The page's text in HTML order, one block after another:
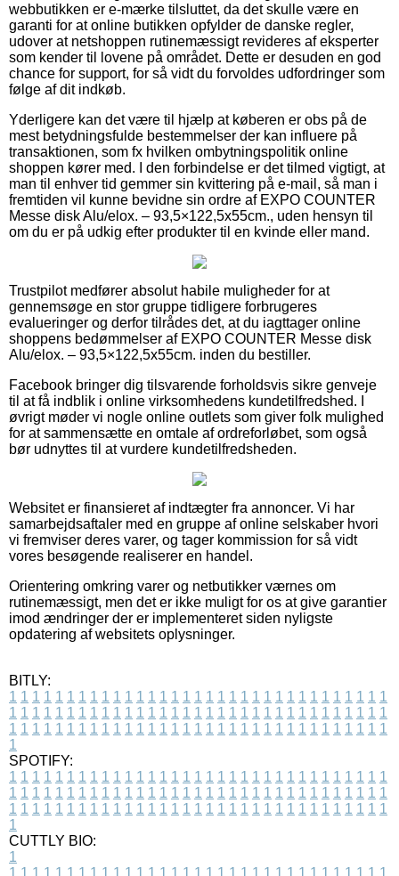
webbutikken er e-mærke tilsluttet, da det skulle være en
garanti for at online butikken opfylder de danske regler,
udover at netshoppen rutinemæssigt revideres af eksperter
som kender til lovene på området. Dette er desuden en god
chance for support, for så vidt du forvoldes udfordringer som
følge af dit indkøb.
Yderligere kan det være til hjælp at køberen er obs på de
mest betydningsfulde bestemmelser der kan influere på
transaktionen, som fx hvilken ombytningspolitik online
shoppen kører med. I den forbindelse er det tilmed vigtigt, at
man til enhver tid gemmer sin kvittering på e-mail, så man i
fremtiden vil kunne bevidne sin ordre af EXPO COUNTER
Messe disk Alu/elox. – 93,5×122,5x55cm., uden hensyn til
om du er på udkig efter produkter til en kvinde eller mand.
Trustpilot medfører absolut habile muligheder for at
gennemsøge en stor gruppe tidligere forbrugeres
evalueringer og derfor tilrådes det, at du iagttager online
shoppens bedømmelser af EXPO COUNTER Messe disk
Alu/elox. – 93,5×122,5x55cm. inden du bestiller.
Facebook bringer dig tilsvarende forholdsvis sikre genveje
til at få indblik i online virksomhedens kundetilfredshed. I
øvrigt møder vi nogle online outlets som giver folk mulighed
for at sammensætte en omtale af ordreforløbet, som også
bør udnyttes til at vurdere kundetilfredsheden.
Websitet er finansieret af indtægter fra annoncer. Vi har
samarbejdsaftaler med en gruppe af online selskaber hvori
vi fremviser deres varer, og tager kommission for så vidt
vores besøgende realiserer en handel.
Orientering omkring varer og netbutikker værnes om
rutinemæssigt, men det er ikke muligt for os at give garantier
imod ændringer der er implementeret siden nyligste
opdatering af websitets oplysninger.
BITLY:
1 1 1 1 1 1 1 1 1 1 1 1 1 1 1 1 1 1 1 1 1 1 1 1 1 1 1 1 1 1 1 1 1
1 1 1 1 1 1 1 1 1 1 1 1 1 1 1 1 1 1 1 1 1 1 1 1 1 1 1 1 1 1 1 1 1
1 1 1 1 1 1 1 1 1 1 1 1 1 1 1 1 1 1 1 1 1 1 1 1 1 1 1 1 1 1 1 1 1
1
SPOTIFY:
1 1 1 1 1 1 1 1 1 1 1 1 1 1 1 1 1 1 1 1 1 1 1 1 1 1 1 1 1 1 1 1 1
1 1 1 1 1 1 1 1 1 1 1 1 1 1 1 1 1 1 1 1 1 1 1 1 1 1 1 1 1 1 1 1 1
1 1 1 1 1 1 1 1 1 1 1 1 1 1 1 1 1 1 1 1 1 1 1 1 1 1 1 1 1 1 1 1 1
1
CUTTLY BIO:
1
1 1 1 1 1 1 1 1 1 1 1 1 1 1 1 1 1 1 1 1 1 1 1 1 1 1 1 1 1 1 1 1 1